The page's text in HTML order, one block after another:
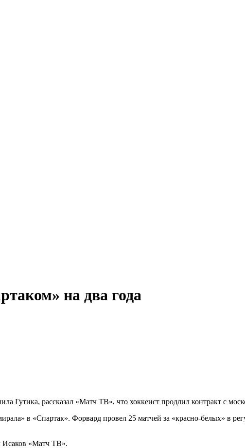
на два года
Гутика, рассказал «Матч ТВ», что хоккеист продлил контракт с
в «Спартак». Форвард провел 25 матчей за «красно‑белых» в
Исаков «Матч ТВ».